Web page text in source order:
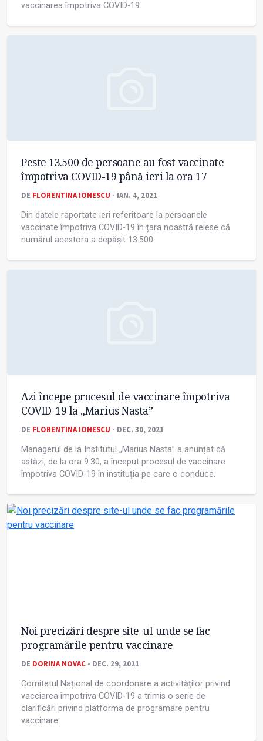
vaccinarea împotriva COVID-19.
Peste 13.500 de persoane au fost vaccinate
împotriva COVID-19 până ieri la ora 17
DE FLORENTINA IONESCU - IAN. 4, 2021
Din datele raportate ieri referitoare la persoanele
vaccinate împotriva COVID-19 în țara noastră reiese că
numărul acestora a depășit 13.500.
Azi începe procesul de vaccinare împotriva
COVID-19 la „Marius Nasta”
DE FLORENTINA IONESCU - DEC. 30, 2021
Managerul de la Institutul „Marius Nasta” a anunțat că
astăzi, de la ora 9.30, a început procesul de vaccinare
împotriva COVID-19 în instituția pe care o conduce.
Noi precizări despre site-ul unde se fac
programările pentru vaccinare
DE DORINA NOVAC - DEC. 29, 2021
Comitetul Național de coordonare a activităților privind
vacciarea împotriva COVID-19 a trimis o serie de
clarificări privind platforma de programare pentru
vaccinare.